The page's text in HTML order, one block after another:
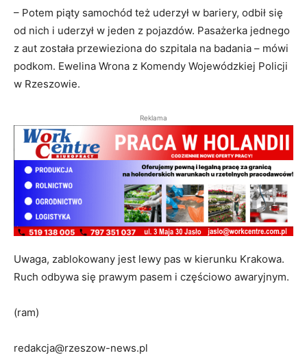
– Potem piąty samochód też uderzył w bariery, odbił się
od nich i uderzył w jeden z pojazdów. Pasażerka jednego
z aut została przewieziona do szpitala na badania – mówi
podkom. Ewelina Wrona z Komendy Wojewódzkiej Policji
w Rzeszowie.
Reklama
Uwaga, zablokowany jest lewy pas w kierunku Krakowa.
Ruch odbywa się prawym pasem i częściowo awaryjnym.
(ram)
redakcja@rzeszow-news.pl